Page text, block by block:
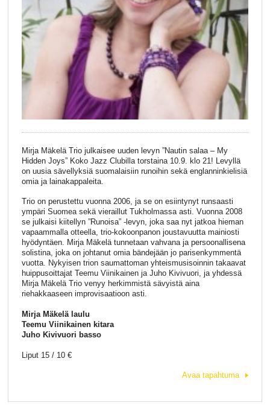
Mirja Mäkelä Trio julkaisee uuden levyn ”Nautin salaa – My
Hidden Joys” Koko Jazz Clubilla torstaina 10.9. klo 21! Levyllä
on uusia sävellyksiä suomalaisiin runoihin sekä englanninkielisiä
omia ja lainakappaleita.
Trio on perustettu vuonna 2006, ja se on esiintynyt runsaasti
ympäri Suomea sekä vieraillut Tukholmassa asti. Vuonna 2008
se julkaisi kiitellyn ”Runoisa” -levyn, joka saa nyt jatkoa hieman
vapaammalla otteella, trio-kokoonpanon joustavuutta mainiosti
hyödyntäen. Mirja Mäkelä tunnetaan vahvana ja persoonallisena
solistina, joka on johtanut omia bändejään jo parisenkymmentä
vuotta. Nykyisen trion saumattoman yhteismusisoinnin takaavat
huippusoittajat Teemu Viinikainen ja Juho Kivivuori, ja yhdessä
Mirja Mäkelä Trio venyy herkimmistä sävyistä aina
riehakkaaseen improvisaatioon asti.
Mirja Mäkelä laulu
Teemu Viinikainen kitara
Juho Kivivuori basso
Liput 15 / 10 €
Avaa tapahtuma